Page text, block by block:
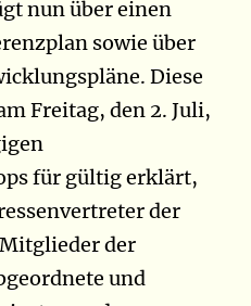
nun über einen
sowie über
Diese
Freitag, den 2. Juli,
für gültig erklärt,
der
der
und